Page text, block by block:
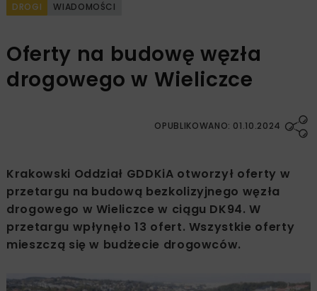
DROGI WIADOMOŚCI
Oferty na budowę węzła
drogowego w Wieliczce
OPUBLIKOWANO: 01.10.2024
Krakowski Oddział GDDKiA otworzył oferty w
przetargu na budową bezkolizyjnego węzła
drogowego w Wieliczce w ciągu DK94. W
przetargu wpłynęło 13 ofert. Wszystkie oferty
mieszczą się w budżecie drogowców.